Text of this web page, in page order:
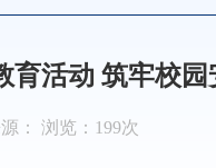
育活动 筑牢校园
： 浏览： 199次